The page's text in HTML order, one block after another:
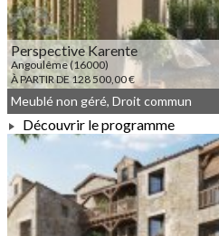
Perspective Karente
Angoulême (16000)
À PARTIR DE 128 500,00 €
À PARTIR DE 128 500,00 €
Meublé non géré, Droit commun
Découvrir le programme